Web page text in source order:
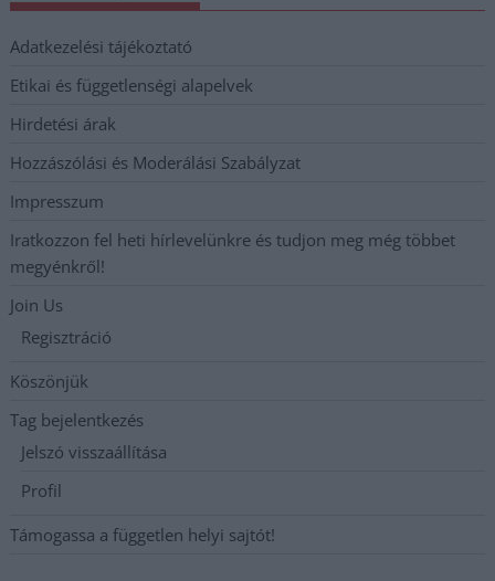
Adatkezelési tájékoztató
Etikai és függetlenségi alapelvek
Hirdetési árak
Hozzászólási és Moderálási Szabályzat
Impresszum
Iratkozzon fel heti hírlevelünkre és tudjon meg még többet
megyénkről!
Join Us
Regisztráció
Köszönjük
Tag bejelentkezés
Jelszó visszaállítása
Profil
Támogassa a független helyi sajtót!